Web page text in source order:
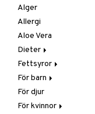
Alger
Allergi
Aloe Vera
Dieter
Glutenintolerans
LCHF
Raw Food
Fettsyror
Marina fettsyror
Veg fettsyror
För barn
Fettsyror
Hudvård
För djur
För kvinnor